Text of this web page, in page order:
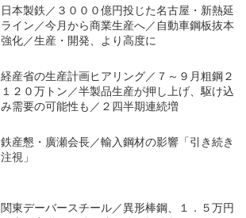
日本製鉄／３０００億円投じた名古屋・新熱延
ライン／今月から商業生産へ／自動車鋼板抜本
強化／生産・開発、より高度に
経産省の生産計画ヒアリング／７～９月粗鋼２
１２０万トン／半製品生産が押し上げ、駆け込
み需要の可能性も／２四半期連続増
鉄産懇・廣瀬会長／輸入鋼材の影響「引き続き
注視」
関東デーバースチール／異形棒鋼、１．５万円